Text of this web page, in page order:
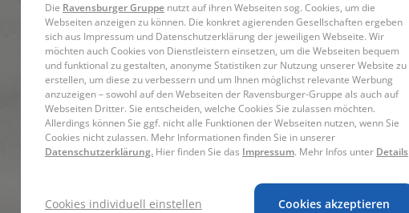
Die Ravensburger Gruppe nutzt auf ihren Webseiten sog. Cookies, um die
Webseiten anzeigen zu können. ​Die konkret agierenden Gesellschaften ergeben
sich aus Impressum und Datenschutzerklärung der jeweiligen Webseite. Wir
möchten auch Cookies von Dienstleistern einsetzen, um die Webseiten bequem
und funktional zu gestalten, anonyme Statistiken zur Nutzung unserer Website zu
erstellen, um diese zu verbessern und um Ihnen möglichst relevante Werbung
anzuzeigen – sowohl auf den Webseiten der Ravensburger-Gruppe als auch auf
Webseiten Dritter. Sie entscheiden, welche Cookies Sie zulassen möchten.
Allerdings können Sie ggf. nicht alle Funktionen der Webseiten nutzen, wenn Sie
Cookies nicht zulassen. Mehr Informationen finden Sie in unserer
Datenschutzerklärung. Hier finden Sie das Impressum. Mehr Infos unter Details
Cookies akzeptieren
Cookies individuell einstellen